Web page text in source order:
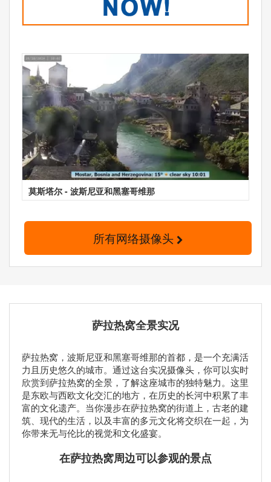
莫斯塔尔 - 波斯尼亚和黑塞哥维那
所有网络摄像头
萨拉热窝全景实况
萨拉热窝，波斯尼亚和黑塞哥维那的首都，是一个充满活
力且历史悠久的城市。通过这台实况摄像头，你可以实时
欣赏到萨拉热窝的全景，了解这座城市的独特魅力。这里
是东欧与西欧文化交汇的地方，在历史的长河中积累了丰
富的文化遗产。当你漫步在萨拉热窝的街道上，古老的建
筑、现代的生活，以及丰富的多元文化将交织在一起，为
你带来无与伦比的视觉和文化盛宴。
在萨拉热窝周边可以参观的景点